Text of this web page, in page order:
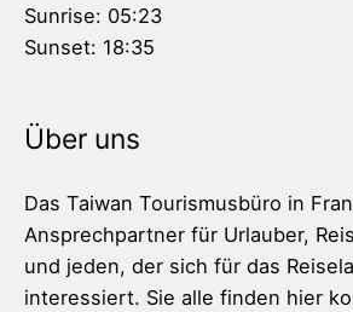
Sunrise: 05:23
Sunset: 18:35
Über uns
Das Taiwan Tourismusbüro in
Ansprechpartner für Urlauber,
und jeden, der sich für das
interessiert. Sie alle finden hier